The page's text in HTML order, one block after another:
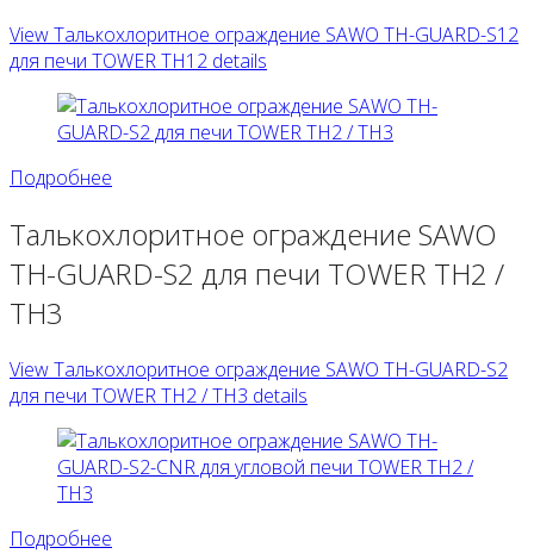
View Талькохлоритное ограждение SAWO TH-GUARD-S12
для печи TOWER TH12 details
Подробнее
Талькохлоритное ограждение SAWO
TH-GUARD-S2 для печи TOWER TH2 /
TH3
View Талькохлоритное ограждение SAWO TH-GUARD-S2
для печи TOWER TH2 / TH3 details
Подробнее